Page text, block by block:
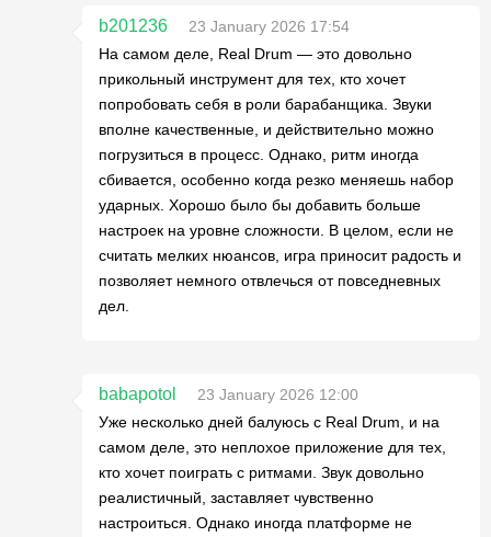
b201236
23 January 2026 17:54
На самом деле, Real Drum — это довольно
прикольный инструмент для тех, кто хочет
попробовать себя в роли барабанщика. Звуки
вполне качественные, и действительно можно
погрузиться в процесс. Однако, ритм иногда
сбивается, особенно когда резко меняешь набор
ударных. Хорошо было бы добавить больше
настроек на уровне сложности. В целом, если не
считать мелких нюансов, игра приносит радость и
позволяет немного отвлечься от повседневных
дел.
babapotol
23 January 2026 12:00
Уже несколько дней балуюсь с Real Drum, и на
самом деле, это неплохое приложение для тех,
кто хочет поиграть с ритмами. Звук довольно
реалистичный, заставляет чувственно
настроиться. Однако иногда платформе не